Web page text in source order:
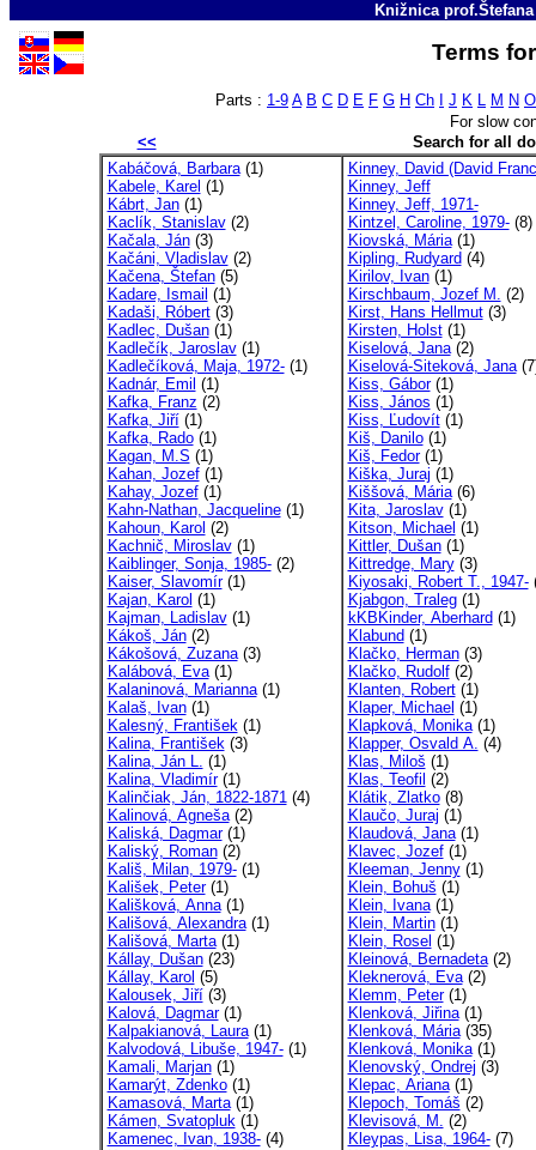
Knižnica
Terms
Parts : 1-9 A B C D E F G H Ch J K L M N O
For slow
<<
Search for all
Kabáčová, Barbara(1)
Kabele, Karel (1)
Kábrt, Jan(1)
Kaclík, Stanislav(2)
Kačala, Ján(3)
Kačáni, Vladislav(2)
Kačena, Štefan(5)
Kadare, Ismail (1)
Kadaši, Róbert(3)
Kadlec, Dušan(1)
Kadlečík, Jaroslav(1)
Kadlečíková, Maja, 1972-(1)
Kadnár, Emil (1)
Kafka, Franz (2)
Kafka, Jiří(1)
Kafka, Rado(1)
Kagan, M.S (1)
Kahan, Jozef(1)
Kahay, Jozef(1)
Kahn-Nathan, Jacqueline(1)
Kahoun, Karol (2)
Kachnič, Miroslav(1)
Kaiblinger, Sonja, 1985-(2)
Kaiser, Slavomír(1)
Kajan, Karol (1)
Kajman, Ladislav(1)
Kákoš, Ján(2)
Kákošová, Zuzana(3)
Kalábová, Eva(1)
Kalaninová, Marianna(1)
Kalaš, Ivan(1)
Kalesný, František(1)
Kalina, František(3)
Kalina, Ján L. (1)
Kalina, Vladimír(1)
Kalinčiak, Ján, 1822-1871(4)
Kalinová, Agneša(2)
Kaliská, Dagmar(1)
Kaliský, Roman(2)
Kališ, Milan, 1979-(1)
Kališek, Peter(1)
Kališková, Anna(1)
Kališová, Alexandra(1)
Kališová, Marta(1)
Kállay, Dušan(23)
Kállay, Karol (5)
Kalousek, Jiří(3)
Kalová, Dagmar(1)
Kalpakianová, Laura(1)
Kalvodová, Libuše, 1947-(1)
Kamali, Marjan(1)
Kamarýt, Zdenko(1)
Kamasová, Marta(1)
Kámen, Svatopluk(1)
Kamenec, Ivan, 1938-(4)
Kinney, David (David
Kinney, Jeff
Kinney, Jeff, 1971-
Kintzel, Caroline, 1979-(8)
Kiovská, Mária(1)
Kipling, Rudyard (4)
Kirilov, Ivan(1)
Kirschbaum, Jozef M. (2)
Kirst, Hans Hellmut(3)
Kirsten, Holst(1)
Kiselová, Jana(2)
Kiselová-Siteková, Jana
Kiss, Gábor(1)
Kiss, János (1)
Kiss, Ľudovít(1)
Kiš, Danilo(1)
Kiš, Fedor(1)
Kiška, Juraj (1)
Kiššová, Mária(6)
Kita, Jaroslav(1)
Kitson, Michael (1)
Kittler, Dušan(1)
Kittredge, Mary(3)
Kiyosaki, Robert T., 1947-
Kjabgon, Traleg(1)
kKBKinder, Aberhard (1)
Klabund (1)
Klačko, Herman(3)
Klačko, Rudolf(2)
Klanten, Robert(1)
Klaper, Michael (1)
Klapková, Monika(1)
Klapper, Osvald A. (4)
Klas, Miloš (1)
Klas, Teofil (2)
Klátik, Zlatko(8)
Klaučo, Juraj (1)
Klaudová, Jana(1)
Klavec, Jozef(1)
Kleeman, Jenny(1)
Klein, Bohuš (1)
Klein, Ivana(1)
Klein, Martin(1)
Klein, Rosel (1)
Kleinová, Bernadeta(2)
Kleknerová, Eva(2)
Klemm, Peter(1)
Klenková, Jiřina(1)
Klenková, Mária(35)
Klenková, Monika(1)
Klenovský, Ondrej (3)
Klepac, Ariana(1)
Klepoch, Tomáš (2)
Klevisová, M. (2)
Kleypas, Lisa, 1964-(7)